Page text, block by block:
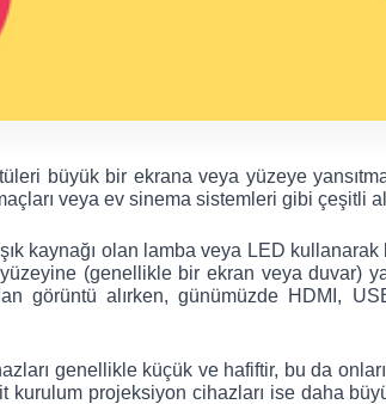
büyük bir ekrana veya yüzeye
veya ev sinema sistemleri gibi çeşitli
kaynağı olan lamba veya LED
(genellikle bir ekran veya duvar)
görüntü alırken, günümüzde HDMI,
genellikle küçük ve hafiftir, bu da
kurulum projeksiyon cihazları ise daha